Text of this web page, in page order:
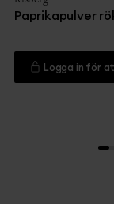
Paprikapulver
Logga in för